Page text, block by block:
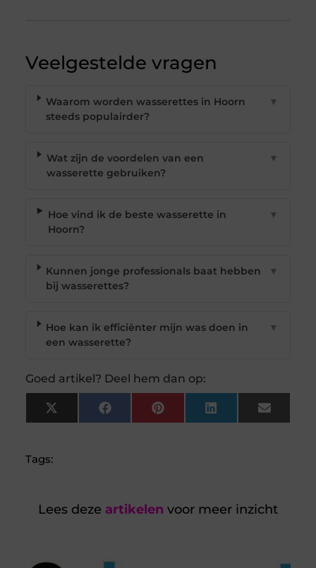
Veelgestelde vragen
Waarom worden wasserettes in Hoorn
steeds populairder?
▼
Wat zijn de voordelen van een
wasserette gebruiken?
▼
Hoe vind ik de beste wasserette in
Hoorn?
▼
Kunnen jonge professionals baat hebben
bij wasserettes?
▼
Hoe kan ik efficiënter mijn was doen in
een wasserette?
▼
Goed artikel? Deel hem dan op:
X
(Twitter)
FacebookPinterest LinkedIn Email
Tags:
Lees deze artikelen voor meer inzicht